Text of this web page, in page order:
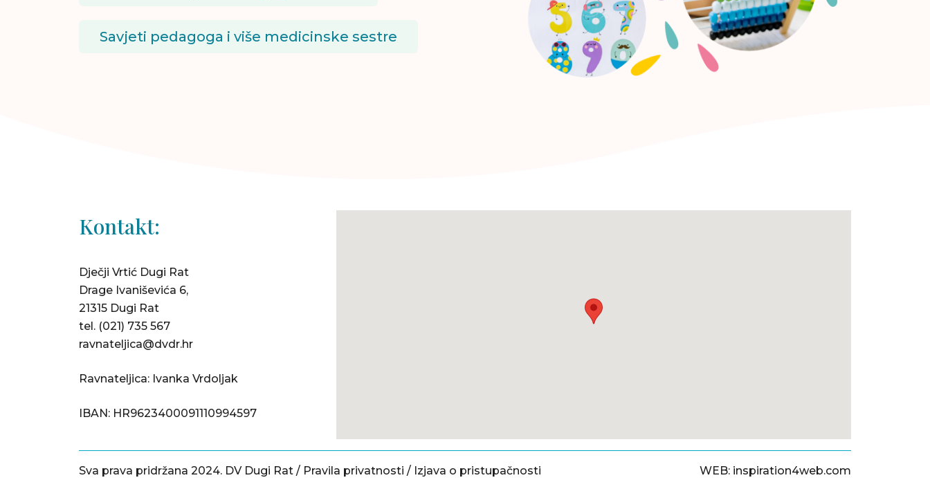
Savjeti pedagoga i više medicinske sestre
Kontakt:
Dječji Vrtić Dugi Rat
Drage Ivaniševića 6,
21315 Dugi Rat
tel. (021) 735 567
ravnateljica@dvdr.hr
Ravnateljica: Ivanka Vrdoljak
IBAN: HR9623400091110994597
Sva prava pridržana 2024. DV Dugi Rat / Pravila privatnosti / Izjava o pristupačnosti WEB: inspiration4web.com